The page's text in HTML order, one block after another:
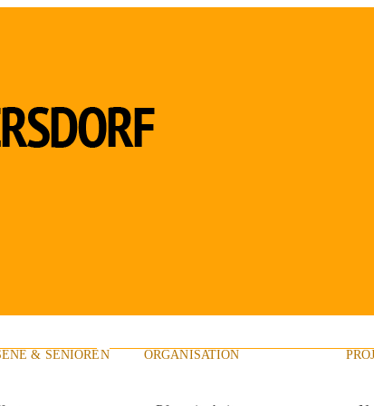
& SENIOREN ORGANISATION